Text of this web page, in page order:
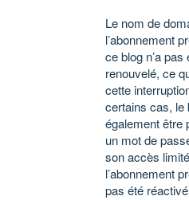
Le nom de
l’abonnement
ce blog n’a pas
renouvelé, ce
cette
certains cas, le
également être
un mot de
son accès
l’abonnement
pas été